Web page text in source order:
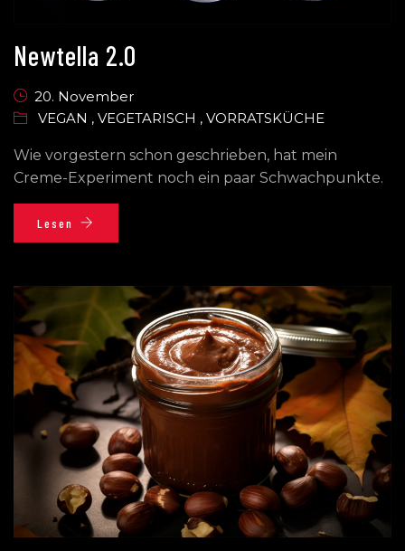
Newtella 2.0
20. November
VEGAN , VEGETARISCH , VORRATSKÜCHE
Wie vorgestern schon geschrieben, hat mein
Creme-Experiment noch ein paar Schwachpunkte.
Lesen